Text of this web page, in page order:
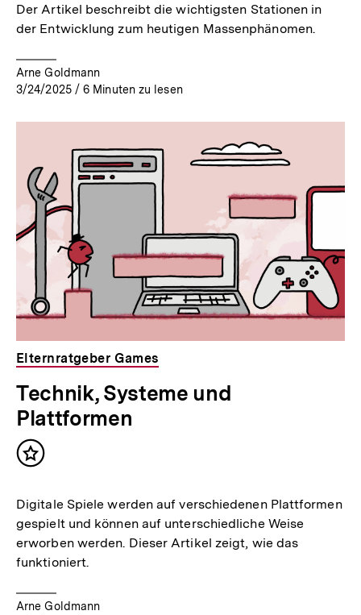
Der Artikel beschreibt die wichtigsten Stationen in
der Entwicklung zum heutigen Massenphänomen.
Arne Goldmann
3/24/2025 / 6 Minuten zu lesen
Elternratgeber Games
Technik, Systeme und
Plattformen
Inhalt
Digitale Spiele werden auf verschiedenen Plattformen
gespielt und können auf unterschiedliche Weise
erworben werden. Dieser Artikel zeigt, wie das
funktioniert.
Arne Goldmann